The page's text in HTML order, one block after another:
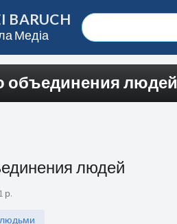
BARUCH
Медіа
объединения людей
людей
р.
людьми